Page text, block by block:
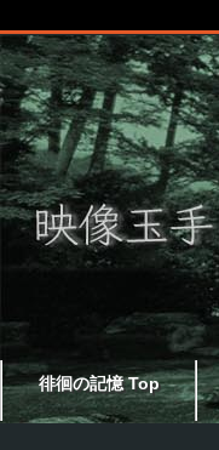
徘徊の記憶 Top